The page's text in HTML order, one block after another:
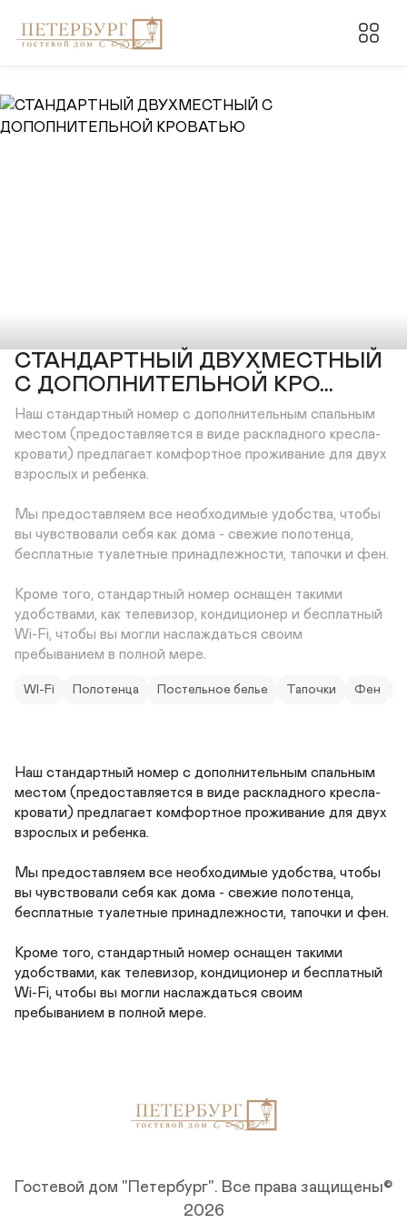
СТАНДАРТНЫЙ ДВУХМЕСТНЫЙ
С ДОПОЛНИТЕЛЬНОЙ КРО...
Наш стандартный номер с дополнительным спальным
местом (предоставляется в виде раскладного кресла-
кровати) предлагает комфортное проживание для двух
взрослых и ребенка.
Мы предоставляем все необходимые удобства, чтобы
вы чувствовали себя как дома - свежие полотенца,
бесплатные туалетные принадлежности, тапочки и фен.
Кроме того, стандартный номер оснащен такими
удобствами, как телевизор, кондиционер и бесплатный
Wi-Fi, чтобы вы могли наслаждаться своим
пребыванием в полной мере.
WI-Fi Полотенца Постельное белье Тапочки Фен
Наш стандартный номер с дополнительным спальным
местом (предоставляется в виде раскладного кресла-
кровати) предлагает комфортное проживание для двух
взрослых и ребенка.
Мы предоставляем все необходимые удобства, чтобы
вы чувствовали себя как дома - свежие полотенца,
бесплатные туалетные принадлежности, тапочки и фен.
Кроме того, стандартный номер оснащен такими
удобствами, как телевизор, кондиционер и бесплатный
Wi-Fi, чтобы вы могли наслаждаться своим
пребыванием в полной мере.
Гостевой дом "Петербург". Все права защищены©
2026